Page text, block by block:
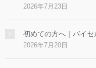
2026年7月23日
初めての方へ｜バイ
2026年7月20日